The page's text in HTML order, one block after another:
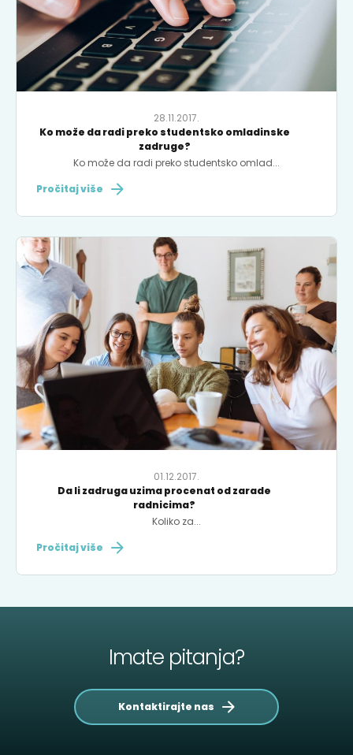
28.11.2017.
Ko može da radi preko studentsko omladinske
zadruge?
Ko može da radi preko studentsko omlad...
Pročitaj više
01.12.2017.
Da li zadruga uzima procenat od zarade
radnicima?
Koliko za...
Pročitaj više
Imate pitanja?
Kontaktirajte nas